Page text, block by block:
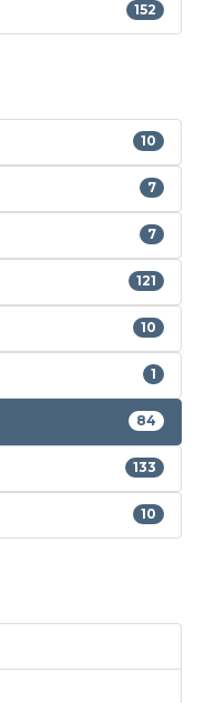
152
10
7
7
121
10
1
84
133
10